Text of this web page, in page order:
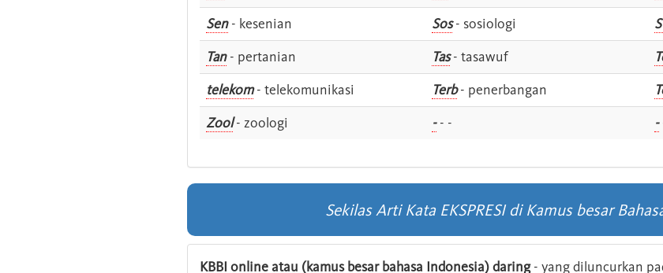
Sen- kesenian Sos- sosiologi
Tan- pertanian Tas- tasawuf
telekom- telekomunikasi Terb- penerbangan
Zool- zoologi -- - -
Sekilas Arti Kata EKSPRESI di Kamus besar
KBBI online atau (kamus besar bahasa Indonesia) daring- yang diluncurkan